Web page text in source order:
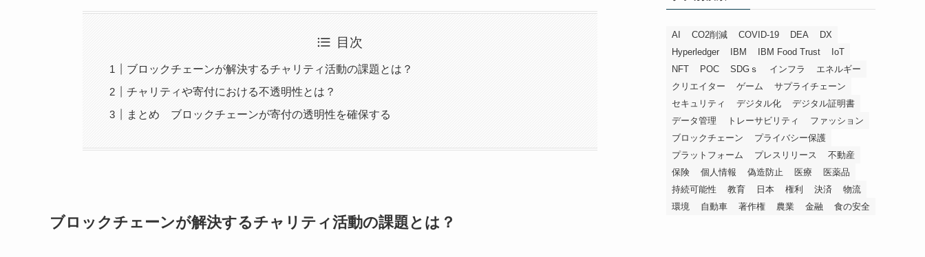
目次
ブロックチェーンが解決するチャリティ活動の課題とは？
チャリティや寄付における不透明性とは？
まとめ ブロックチェーンが寄付の透明性を確保する
ブロックチェーンが解決するチャリティ活動の課題とは？
AI CO2削減 COVID-19 DEA
DX
Hyperledger
IBM IBM Food Trust
IoT
NFT
POC SDGｓ インフラ
エネルギー
クリエイター
ゲーム
サプライチェーン
セキュリティ
デジタル化
デジタル証明書
データ管理
トレーサビリティ
ファッション
ブロックチェーン
プライバシー保護
プラットフォーム
プレスリリース
不動産
保険
個人情報 偽造防止 医療
医薬品
持続可能性
教育 日本 権利 決済
物流
環境
自動車 著作権 農業 金融 食の安全